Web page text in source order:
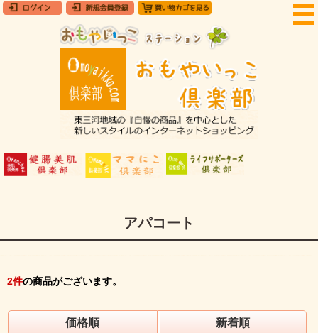
アパコート
2件の商品がございます。
価格順 新着順